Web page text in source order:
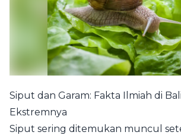
Siput dan Garam: Fakta Ilmiah di
Ekstremnya
Siput sering ditemukan muncul